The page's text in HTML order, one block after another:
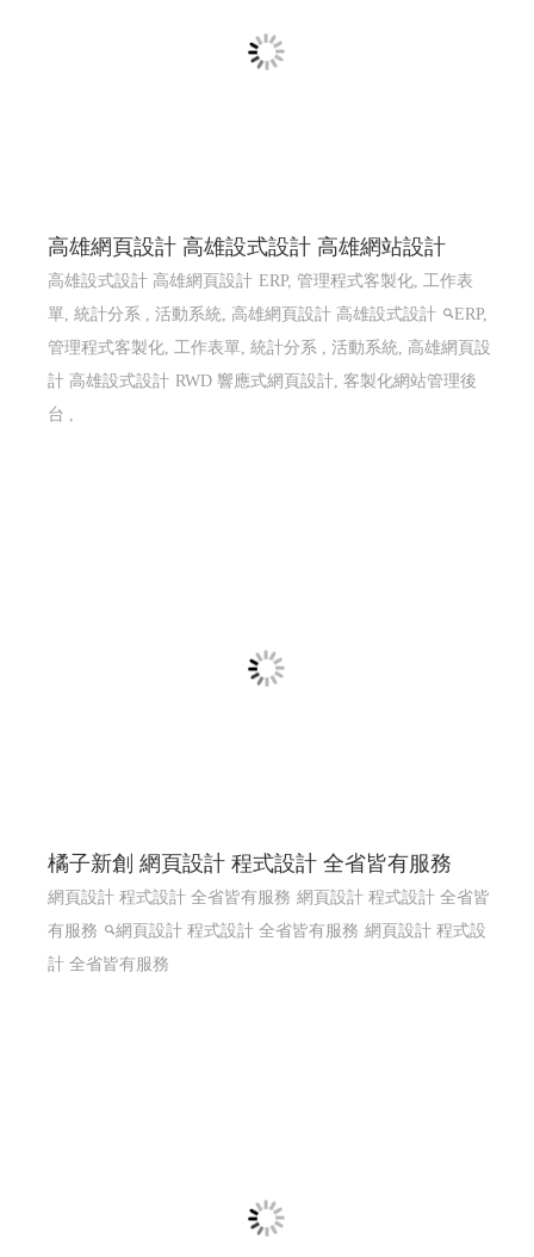
高雄網頁設計 高雄設式設計 高雄網站設計
高雄設式設計 高雄網頁設計 ERP, 管理程式客製化, 工作表
單, 統計分系 , 活動系統, 高雄網頁設計 高雄設式設計
ERP,
管理程式客製化, 工作表單, 統計分系 , 活動系統, 高雄網頁設
計 高雄設式設計 RWD 響應式網頁設計, 客製化網站管理後
台 ,
橘子新創 網頁設計 程式設計 全省皆有服務
網頁設計 程式設計 全省皆有服務 網頁設計 程式設計 全省皆
有服務
網頁設計 程式設計 全省皆有服務 網頁設計 程式設
計 全省皆有服務